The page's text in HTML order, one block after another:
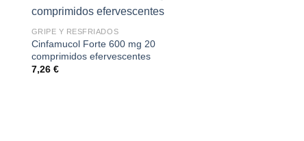
GRIPE Y RESFRIADOS
Cinfamucol Forte 600 mg 20
comprimidos efervescentes
7,26 €